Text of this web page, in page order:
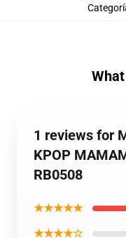
1 reviews for
KPOP
RB0508
★★★★★
★★★★☆